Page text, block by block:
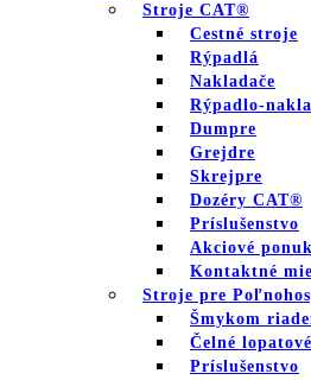
Stroje CAT®
Cestné stroje
Rýpadlá
Nakladače
Rýpadlo-
Dumpre
Grejdre
Skrejpre
Dozéry CAT®
Príslušenstvo
Akciové
Kontaktné
Stroje pre
Šmykom
Čelné
Príslušenstvo